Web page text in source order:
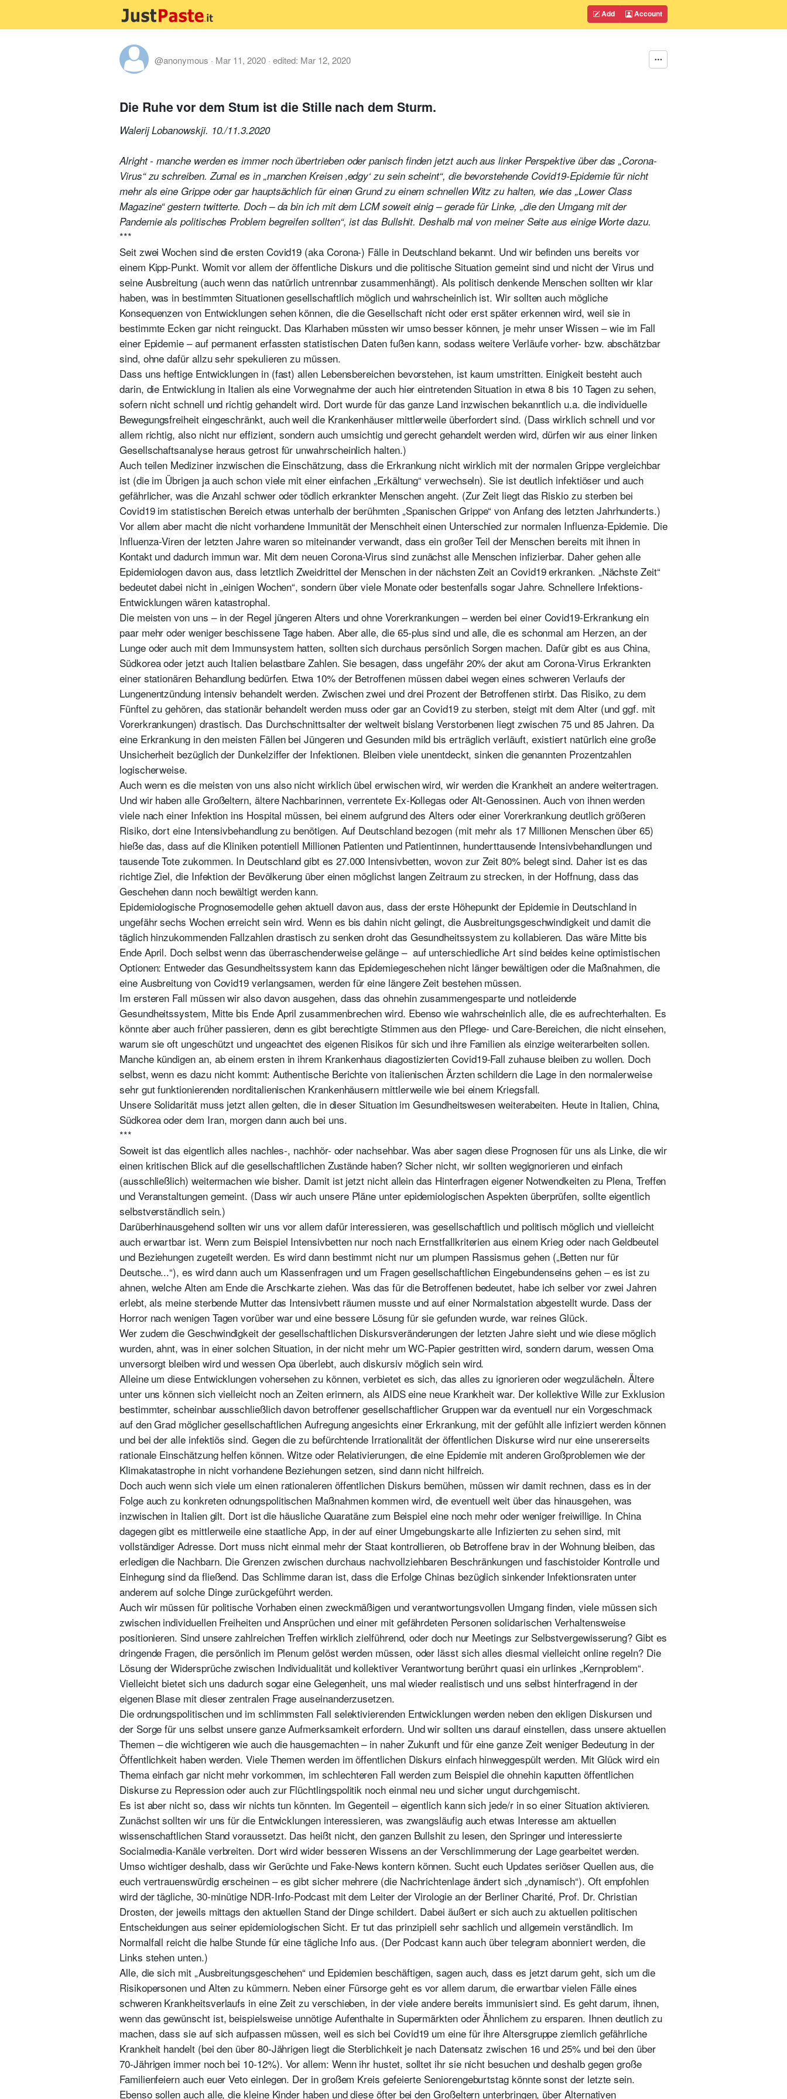
Add Account
@anonymous · Mar 11, 2020 · edited: Mar 12, 2020
Die Ruhe vor dem Stum ist die Stille nach dem Sturm.
Walerij Lobanowskji. 10./11.3.2020
Alright - manche werden es immer noch übertrieben oder panisch finden jetzt auch aus linker Perspektive über das „Corona-
Virus“ zu schreiben. Zumal es in „manchen Kreisen ‚edgy‘ zu sein scheint“, die bevorstehende Covid19-Epidemie für nicht
mehr als eine Grippe oder gar hauptsächlich für einen Grund zu einem schnellen Witz zu halten, wie das „Lower Class
Magazine“ gestern twitterte. Doch – da bin ich mit dem LCM soweit einig – gerade für Linke, „die den Umgang mit der
Pandemie als politisches Problem begreifen sollten“, ist das Bullshit. Deshalb mal von meiner Seite aus einige Worte dazu.
***
Seit zwei Wochen sind die ersten Covid19 (aka Corona-) Fälle in Deutschland bekannt. Und wir befinden uns bereits vor
einem Kipp-Punkt. Womit vor allem der öffentliche Diskurs und die politische Situation gemeint sind und nicht der Virus und
seine Ausbreitung (auch wenn das natürlich untrennbar zusammenhängt). Als politisch denkende Menschen sollten wir klar
haben, was in bestimmten Situationen gesellschaftlich möglich und wahrscheinlich ist. Wir sollten auch mögliche
Konsequenzen von Entwicklungen sehen können, die die Gesellschaft nicht oder erst später erkennen wird, weil sie in
bestimmte Ecken gar nicht reinguckt. Das Klarhaben müssten wir umso besser können, je mehr unser Wissen – wie im Fall
einer Epidemie – auf permanent erfassten statistischen Daten fußen kann, sodass weitere Verläufe vorher- bzw. abschätzbar
sind, ohne dafür allzu sehr spekulieren zu müssen.
Dass uns heftige Entwicklungen in (fast) allen Lebensbereichen bevorstehen, ist kaum umstritten. Einigkeit besteht auch
darin, die Entwicklung in Italien als eine Vorwegnahme der auch hier eintretenden Situation in etwa 8 bis 10 Tagen zu sehen,
sofern nicht schnell und richtig gehandelt wird. Dort wurde für das ganze Land inzwischen bekanntlich u.a. die individuelle
Bewegungsfreiheit eingeschränkt, auch weil die Krankenhäuser mittlerweile überfordert sind. (Dass wirklich schnell und vor
allem richtig, also nicht nur effizient, sondern auch umsichtig und gerecht gehandelt werden wird, dürfen wir aus einer linken
Gesellschaftsanalyse heraus getrost für unwahrscheinlich halten.)
Auch teilen Mediziner inzwischen die Einschätzung, dass die Erkrankung nicht wirklich mit der normalen Grippe vergleichbar
ist (die im Übrigen ja auch schon viele mit einer einfachen „Erkältung“ verwechseln). Sie ist deutlich infektiöser und auch
gefährlicher, was die Anzahl schwer oder tödlich erkrankter Menschen angeht. (Zur Zeit liegt das Riskio zu sterben bei
Covid19 im statistischen Bereich etwas unterhalb der berühmten „Spanischen Grippe“ von Anfang des letzten Jahrhunderts.)
Vor allem aber macht die nicht vorhandene Immunität der Menschheit einen Unterschied zur normalen Influenza-Epidemie. Die
Influenza-Viren der letzten Jahre waren so miteinander verwandt, dass ein großer Teil der Menschen bereits mit ihnen in
Kontakt und dadurch immun war. Mit dem neuen Corona-Virus sind zunächst alle Menschen infizierbar. Daher gehen alle
Epidemiologen davon aus, dass letztlich Zweidrittel der Menschen in der nächsten Zeit an Covid19 erkranken. „Nächste Zeit“
bedeutet dabei nicht in „einigen Wochen“, sondern über viele Monate oder bestenfalls sogar Jahre. Schnellere Infektions-
Entwicklungen wären katastrophal.
Die meisten von uns – in der Regel jüngeren Alters und ohne Vorerkrankungen – werden bei einer Covid19-Erkrankung ein
paar mehr oder weniger beschissene Tage haben. Aber alle, die 65-plus sind und alle, die es schonmal am Herzen, an der
Lunge oder auch mit dem Immunsystem hatten, sollten sich durchaus persönlich Sorgen machen. Dafür gibt es aus China,
Südkorea oder jetzt auch Italien belastbare Zahlen. Sie besagen, dass ungefähr 20% der akut am Corona-Virus Erkrankten
einer stationären Behandlung bedürfen. Etwa 10% der Betroffenen müssen dabei wegen eines schweren Verlaufs der
Lungenentzündung intensiv behandelt werden. Zwischen zwei und drei Prozent der Betroffenen stirbt. Das Risiko, zu dem
Fünftel zu gehören, das stationär behandelt werden muss oder gar an Covid19 zu sterben, steigt mit dem Alter (und ggf. mit
Vorerkrankungen) drastisch. Das Durchschnittsalter der weltweit bislang Verstorbenen liegt zwischen 75 und 85 Jahren. Da
eine Erkrankung in den meisten Fällen bei Jüngeren und Gesunden mild bis erträglich verläuft, existiert natürlich eine große
Unsicherheit bezüglich der Dunkelziffer der Infektionen. Bleiben viele unentdeckt, sinken die genannten Prozentzahlen
logischerweise.
Auch wenn es die meisten von uns also nicht wirklich übel erwischen wird, wir werden die Krankheit an andere weitertragen.
Und wir haben alle Großeltern, ältere Nachbarinnen, verrentete Ex-Kollegas oder Alt-Genossinen. Auch von ihnen werden
viele nach einer Infektion ins Hospital müssen, bei einem aufgrund des Alters oder einer Vorerkrankung deutlich größeren
Risiko, dort eine Intensivbehandlung zu benötigen. Auf Deutschland bezogen (mit mehr als 17 Millionen Menschen über 65)
hieße das, dass auf die Kliniken potentiell Millionen Patienten und Patientinnen, hunderttausende Intensivbehandlungen und
tausende Tote zukommen. In Deutschland gibt es 27.000 Intensivbetten, wovon zur Zeit 80% belegt sind. Daher ist es das
richtige Ziel, die Infektion der Bevölkerung über einen möglichst langen Zeitraum zu strecken, in der Hoffnung, dass das
Geschehen dann noch bewältigt werden kann.
Epidemiologische Prognosemodelle gehen aktuell davon aus, dass der erste Höhepunkt der Epidemie in Deutschland in
ungefähr sechs Wochen erreicht sein wird. Wenn es bis dahin nicht gelingt, die Ausbreitungsgeschwindigkeit und damit die
täglich hinzukommenden Fallzahlen drastisch zu senken droht das Gesundheitssystem zu kollabieren. Das wäre Mitte bis
Ende April. Doch selbst wenn das überraschenderweise gelänge – auf unterschiedliche Art sind beides keine optimistischen
Optionen: Entweder das Gesundheitssystem kann das Epidemiegeschehen nicht länger bewältigen oder die Maßnahmen, die
eine Ausbreitung von Covid19 verlangsamen, werden für eine längere Zeit bestehen müssen.
Im ersteren Fall müssen wir also davon ausgehen, dass das ohnehin zusammengesparte und notleidende
Gesundheitssystem, Mitte bis Ende April zusammenbrechen wird. Ebenso wie wahrscheinlich alle, die es aufrechterhalten. Es
könnte aber auch früher passieren, denn es gibt berechtigte Stimmen aus den Pflege- und Care-Bereichen, die nicht einsehen,
warum sie oft ungeschützt und ungeachtet des eigenen Risikos für sich und ihre Familien als einzige weiterarbeiten sollen.
Manche kündigen an, ab einem ersten in ihrem Krankenhaus diagostizierten Covid19-Fall zuhause bleiben zu wollen. Doch
selbst, wenn es dazu nicht kommt: Authentische Berichte von italienischen Ärzten schildern die Lage in den normalerweise
sehr gut funktionierenden norditalienischen Krankenhäusern mittlerweile wie bei einem Kriegsfall.
Unsere Solidarität muss jetzt allen gelten, die in dieser Situation im Gesundheitswesen weiterabeiten. Heute in Italien, China,
Südkorea oder dem Iran, morgen dann auch bei uns.
***
Soweit ist das eigentlich alles nachles-, nachhör- oder nachsehbar. Was aber sagen diese Prognosen für uns als Linke, die wir
einen kritischen Blick auf die gesellschaftlichen Zustände haben? Sicher nicht, wir sollten wegignorieren und einfach
(ausschließlich) weitermachen wie bisher. Damit ist jetzt nicht allein das Hinterfragen eigener Notwendkeiten zu Plena, Treffen
und Veranstaltungen gemeint. (Dass wir auch unsere Pläne unter epidemiologischen Aspekten überprüfen, sollte eigentlich
selbstverständlich sein.)
Darüberhinausgehend sollten wir uns vor allem dafür interessieren, was gesellschaftlich und politisch möglich und vielleicht
auch erwartbar ist. Wenn zum Beispiel Intensivbetten nur noch nach Ernstfallkriterien aus einem Krieg oder nach Geldbeutel
und Beziehungen zugeteilt werden. Es wird dann bestimmt nicht nur um plumpen Rassismus gehen („Betten nur für
Deutsche...“), es wird dann auch um Klassenfragen und um Fragen gesellschaftlichen Eingebundenseins gehen – es ist zu
ahnen, welche Alten am Ende die Arschkarte ziehen. Was das für die Betroffenen bedeutet, habe ich selber vor zwei Jahren
erlebt, als meine sterbende Mutter das Intensivbett räumen musste und auf einer Normalstation abgestellt wurde. Dass der
Horror nach wenigen Tagen vorüber war und eine bessere Lösung für sie gefunden wurde, war reines Glück.
Wer zudem die Geschwindigkeit der gesellschaftlichen Diskursveränderungen der letzten Jahre sieht und wie diese möglich
wurden, ahnt, was in einer solchen Situation, in der nicht mehr um WC-Papier gestritten wird, sondern darum, wessen Oma
unversorgt bleiben wird und wessen Opa überlebt, auch diskursiv möglich sein wird.
Alleine um diese Entwicklungen vohersehen zu können, verbietet es sich, das alles zu ignorieren oder wegzulächeln. Ältere
unter uns können sich vielleicht noch an Zeiten erinnern, als AIDS eine neue Krankheit war. Der kollektive Wille zur Exklusion
bestimmter, scheinbar ausschließlich davon betroffener gesellschaftlicher Gruppen war da eventuell nur ein Vorgeschmack
auf den Grad möglicher gesellschaftlichen Aufregung angesichts einer Erkrankung, mit der gefühlt alle infiziert werden können
und bei der alle infektiös sind. Gegen die zu befürchtende Irrationalität der öffentlichen Diskurse wird nur eine unsererseits
rationale Einschätzung helfen können. Witze oder Relativierungen, die eine Epidemie mit anderen Großproblemen wie der
Klimakatastrophe in nicht vorhandene Beziehungen setzen, sind dann nicht hilfreich.
Doch auch wenn sich viele um einen rationaleren öffentlichen Diskurs bemühen, müssen wir damit rechnen, dass es in der
Folge auch zu konkreten odnungspolitischen Maßnahmen kommen wird, die eventuell weit über das hinausgehen, was
inzwischen in Italien gilt. Dort ist die häusliche Quaratäne zum Beispiel eine noch mehr oder weniger freiwillige. In China
dagegen gibt es mittlerweile eine staatliche App, in der auf einer Umgebungskarte alle Infizierten zu sehen sind, mit
vollständiger Adresse. Dort muss nicht einmal mehr der Staat kontrollieren, ob Betroffene brav in der Wohnung bleiben, das
erledigen die Nachbarn. Die Grenzen zwischen durchaus nachvollziehbaren Beschränkungen und faschistoider Kontrolle und
Einhegung sind da fließend. Das Schlimme daran ist, dass die Erfolge Chinas bezüglich sinkender Infektionsraten unter
anderem auf solche Dinge zurückgeführt werden.
Auch wir müssen für politische Vorhaben einen zweckmäßigen und verantwortungsvollen Umgang finden, viele müssen sich
zwischen individuellen Freiheiten und Ansprüchen und einer mit gefährdeten Personen solidarischen Verhaltensweise
positionieren. Sind unsere zahlreichen Treffen wirklich zielführend, oder doch nur Meetings zur Selbstvergewisserung? Gibt es
dringende Fragen, die persönlich im Plenum gelöst werden müssen, oder lässt sich alles diesmal vielleicht online regeln? Die
Lösung der Widersprüche zwischen Individualität und kollektiver Verantwortung berührt quasi ein urlinkes „Kernproblem“.
Vielleicht bietet sich uns dadurch sogar eine Gelegenheit, uns mal wieder realistisch und uns selbst hinterfragend in der
eigenen Blase mit dieser zentralen Frage auseinanderzusetzen.
Die ordnungspolitischen und im schlimmsten Fall selektivierenden Entwicklungen werden neben den ekligen Diskursen und
der Sorge für uns selbst unsere ganze Aufmerksamkeit erfordern. Und wir sollten uns darauf einstellen, dass unsere aktuellen
Themen – die wichtigeren wie auch die hausgemachten – in naher Zukunft und für eine ganze Zeit weniger Bedeutung in der
Öffentlichkeit haben werden. Viele Themen werden im öffentlichen Diskurs einfach hinweggespült werden. Mit Glück wird ein
Thema einfach gar nicht mehr vorkommen, im schlechteren Fall werden zum Beispiel die ohnehin kaputten öffentlichen
Diskurse zu Repression oder auch zur Flüchtlingspolitik noch einmal neu und sicher ungut durchgemischt.
Es ist aber nicht so, dass wir nichts tun könnten. Im Gegenteil – eigentlich kann sich jede/r in so einer Situation aktivieren.
Zunächst sollten wir uns für die Entwicklungen interessieren, was zwangsläufig auch etwas Interesse am aktuellen
wissenschaftlichen Stand voraussetzt. Das heißt nicht, den ganzen Bullshit zu lesen, den Springer und interessierte
Socialmedia-Kanäle verbreiten. Dort wird wider besseren Wissens an der Verschlimmerung der Lage gearbeitet werden.
Umso wichtiger deshalb, dass wir Gerüchte und Fake-News kontern können. Sucht euch Updates seriöser Quellen aus, die
euch vertrauenswürdig erscheinen – es gibt sicher mehrere (die Nachrichtenlage ändert sich „dynamisch“). Oft empfohlen
wird der tägliche, 30-minütige NDR-Info-Podcast mit dem Leiter der Virologie an der Berliner Charité, Prof. Dr. Christian
Drosten, der jeweils mittags den aktuellen Stand der Dinge schildert. Dabei äußert er sich auch zu aktuellen politischen
Entscheidungen aus seiner epidemiologischen Sicht. Er tut das prinzipiell sehr sachlich und allgemein verständlich. Im
Normalfall reicht die halbe Stunde für eine tägliche Info aus. (Der Podcast kann auch über telegram abonniert werden, die
Links stehen unten.)
Alle, die sich mit „Ausbreitungsgeschehen“ und Epidemien beschäftigen, sagen auch, dass es jetzt darum geht, sich um die
Risikopersonen und Alten zu kümmern. Neben einer Fürsorge geht es vor allem darum, die erwartbar vielen Fälle eines
schweren Krankheitsverlaufs in eine Zeit zu verschieben, in der viele andere bereits immunisiert sind. Es geht darum, ihnen,
wenn das gewünscht ist, beispielsweise unnötige Aufenthalte in Supermärkten oder Ähnlichem zu ersparen. Ihnen deutlich zu
machen, dass sie auf sich aufpassen müssen, weil es sich bei Covid19 um eine für ihre Altersgruppe ziemlich gefährliche
Krankheit handelt (bei den über 80-Jährigen liegt die Sterblichkeit je nach Datensatz zwischen 16 und 25% und bei den über
70-Jährigen immer noch bei 10-12%). Vor allem: Wenn ihr hustet, solltet ihr sie nicht besuchen und deshalb gegen große
Familienfeiern auch euer Veto einlegen. Der in großem Kreis gefeierte Seniorengeburtstag könnte sonst der letzte sein.
Ebenso sollen auch alle, die kleine Kinder haben und diese öfter bei den Großeltern unterbringen, über Alternativen